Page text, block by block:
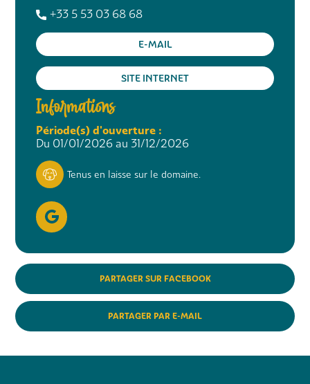
+33 5 53 03 68 68
E-MAIL
SITE INTERNET
Informations
Période(s) d'ouverture :
Du 01/01/2026 au 31/12/2026
Tenus en laisse sur le domaine.
PARTAGER SUR FACEBOOK
PARTAGER PAR E-MAIL